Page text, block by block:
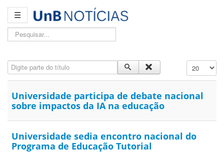
☰
Pesquisar...
Digite parte do título Exibir #
Universidade participa de debate nacional
sobre impactos da IA na educação
Universidade sedia encontro nacional do
Programa de Educação Tutorial